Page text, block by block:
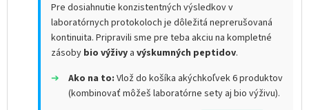
Pre dosiahnutie konzistentných výsledkov v
laboratórnych protokoloch je dôležitá neprerušovaná
kontinuita. Pripravili sme pre teba akciu na kompletné
zásoby bio výživy a výskumných peptidov.
➔
Ako na to: Vlož do košíka akýchkoľvek 6 produktov
(kombinovať môžeš laboratórne sety aj bio výživu).